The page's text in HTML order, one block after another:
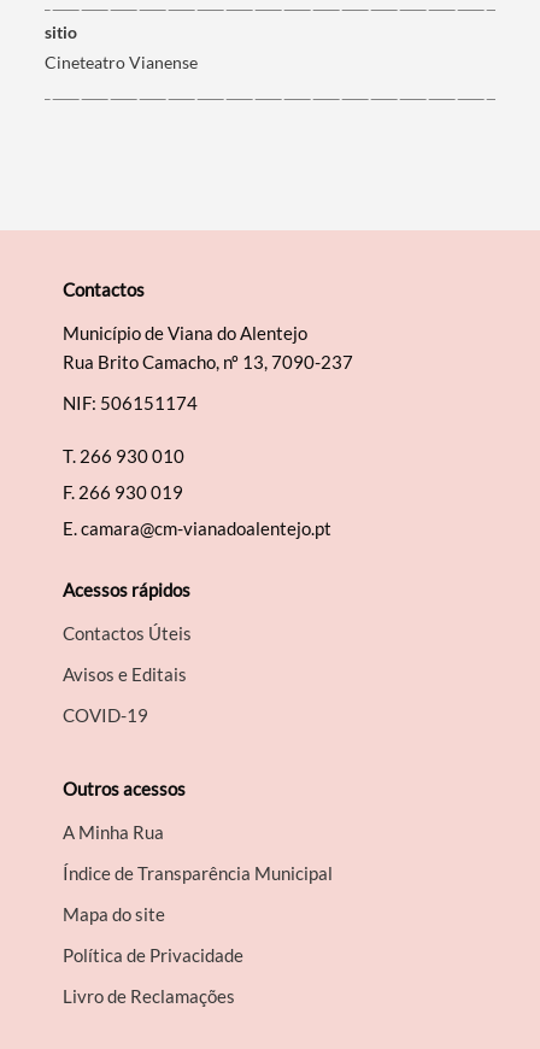
sitio
Cineteatro Vianense
Contactos
Município de Viana do Alentejo
Rua Brito Camacho, nº 13, 7090-237
NIF: 506151174
T. 266 930 010
F. 266 930 019
E.camara@cm-vianadoalentejo.pt
Acessos rápidos
Contactos Úteis
Avisos e Editais
COVID-19
Outros acessos
A Minha Rua
Índice de Transparência Municipal
Mapa do site
Política de Privacidade
Livro de Reclamações